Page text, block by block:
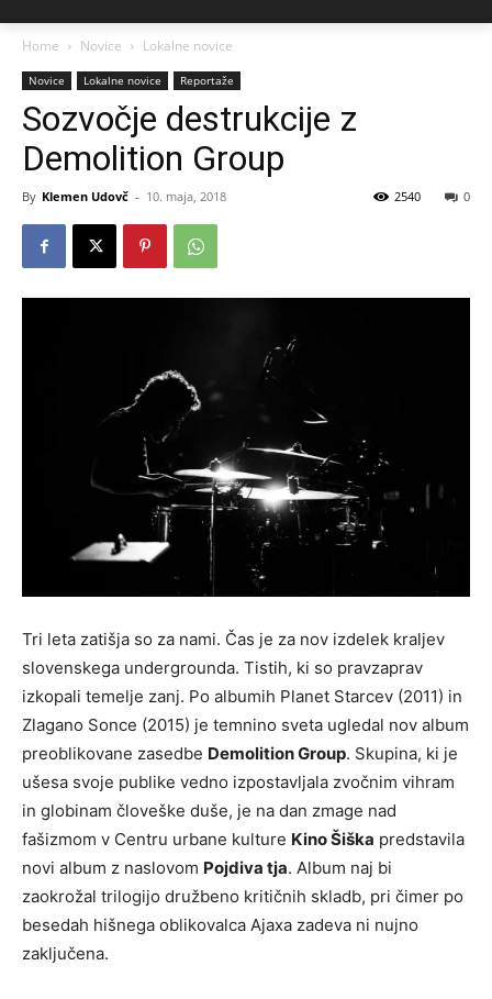
Home Novice Lokalne novice
Novice Lokalne novice Reportaže
Sozvočje destrukcije z
Demolition Group
By Klemen Udovč - 10. maja, 2018 0
2540
Tri leta zatišja so za nami. Čas je za nov izdelek kraljev
slovenskega undergrounda. Tistih, ki so pravzaprav
izkopali temelje zanj. Po albumih Planet Starcev (2011) in
Zlagano Sonce (2015) je temnino sveta ugledal nov album
preoblikovane zasedbe Demolition Group. Skupina, ki je
ušesa svoje publike vedno izpostavljala zvočnim vihram
in globinam človeške duše, je na dan zmage nad
fašizmom v Centru urbane kulture Kino Šiška predstavila
novi album z naslovom Pojdiva tja. Album naj bi
zaokrožal trilogijo družbeno kritičnih skladb, pri čimer po
besedah hišnega oblikovalca Ajaxa zadeva ni nujno
zaključena.